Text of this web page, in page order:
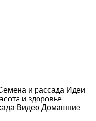
и рассада Идеи
и здоровье
Видео Домашние